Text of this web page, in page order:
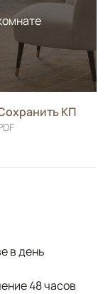
КП
в день
48 часов